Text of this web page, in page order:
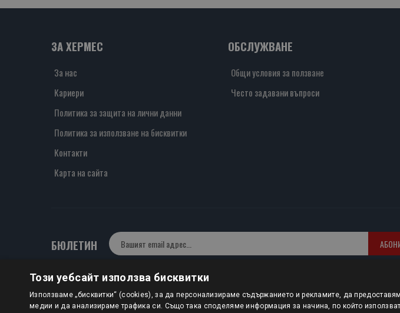
ЗА ХЕРМЕС
За нас
Кариери
Политика за защита на лични данни
Политика за използване на бисквитки
Контакти
Карта на сайта
ОБСЛУЖВАНЕ
Общи условия за ползване
Често задавани въпроси
БЮЛЕТИН
Авторско право © 2025 HERMESBOOKS.BG
1 EUR = 1.95583 BGN
Този уебсайт използва бисквитки
Използваме „бисквитки“ (cookies), за да персонализираме съдържанието и рекламите, да
медии и да анализираме трафика си. Също така споделяме информация за начина, по който